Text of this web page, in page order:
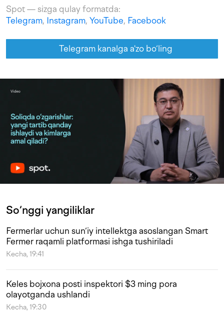
Spot — sizga qulay formatda:
Telegram, Instagram, YouTube, Facebook
Telegram kanalga a'zo bo‘ling
So‘nggi yangiliklar
Fermerlar uchun sun‘iy intellektga asoslangan Smart
Fermer raqamli platformasi ishga tushiriladi
Kecha, 19:41
Keles bojxona posti inspektori $3 ming pora
olayotganda ushlandi
Kecha, 19:30